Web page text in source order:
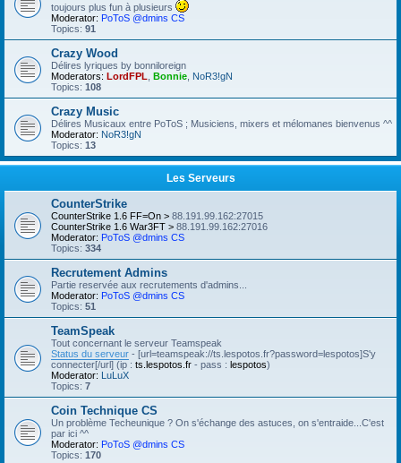
toujours plus fun à plusieurs
Moderator: PoToS @dmins CS
Topics: 91
Crazy Wood
Délires lyriques by bonniloreign
Moderators: LordFPL Bonnie NoR3!gN
Topics: 108
Crazy Music
Délires Musicaux entre PoToS ; Musiciens, mixers et mélomanes bienvenus ^^
Moderator: NoR3!gN
Topics: 13
Les Serveurs
CounterStrike
CounterStrike 1.6 FF=On > 88.191.99.162:27015
CounterStrike 1.6 War3FT > 88.191.99.162:27016
Moderator: PoToS @dmins CS
Topics: 334
Recrutement Admins
Partie reservée aux recrutements d'admins...
Moderator: PoToS @dmins CS
Topics: 51
TeamSpeak
Tout concernant le serveur Teamspeak
Status du serveur - [url=teamspeak://ts.lespotos.fr?password=lespotos]S'y
connecter[/url] (ip : ts.lespotos.fr - pass : lespotos)
Moderator: LuLuX
Topics: 7
Coin Technique CS
Un problème Techeunique ? On s'échange des astuces, on s'entraide...C'est
par ici ^^
Moderator: PoToS @dmins CS
Topics: 170